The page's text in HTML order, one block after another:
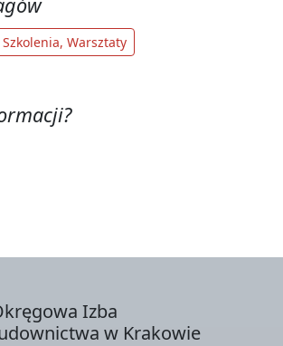
Warsztaty
Izba
w Krakowie